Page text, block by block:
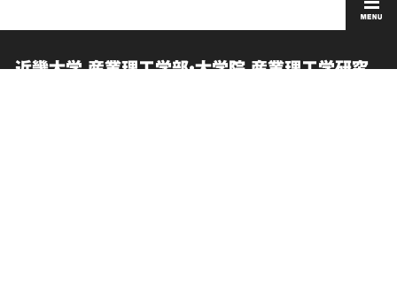
近畿大学 産業理工学部・大学院 産業理工学研究